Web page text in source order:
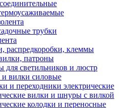
трубки
распредкоробки, клеммы
патроны
для светильников и люстр
и вилки силовые
и переходники электрические
вилки и шнуры с вилкой
колодки и переносные